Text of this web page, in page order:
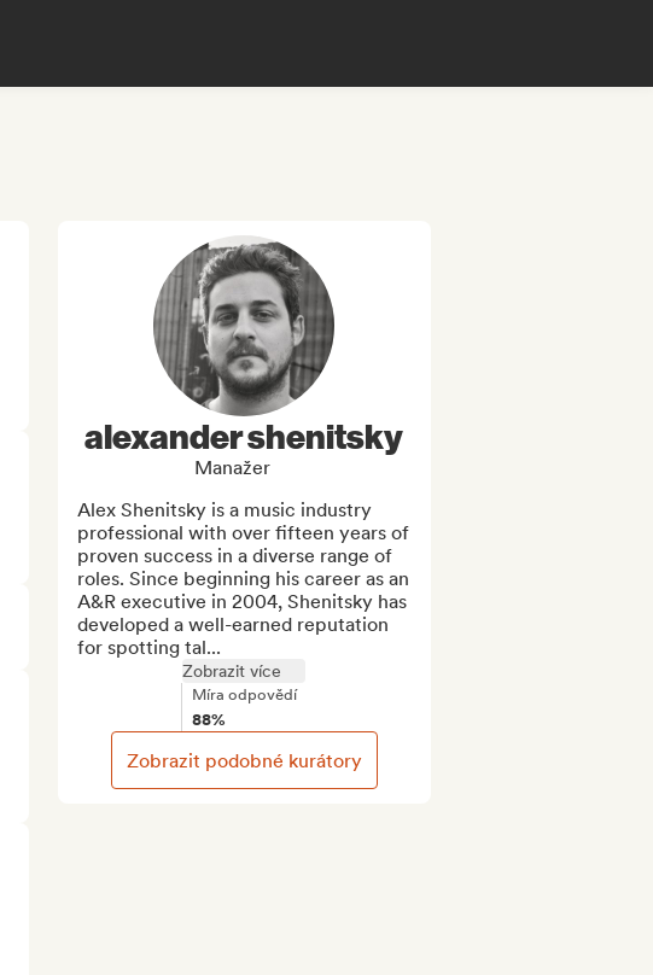
alexander shenitsky
Manažer
Alex Shenitsky is a music industry
professional with over fifteen years of
proven success in a diverse range of
roles. Since beginning his career as an
A&R executive in 2004, Shenitsky has
developed a well-earned reputation
for spotting tal...
Zobrazit více
Míra odpovědí
88%
Zobrazit podobné kurátory